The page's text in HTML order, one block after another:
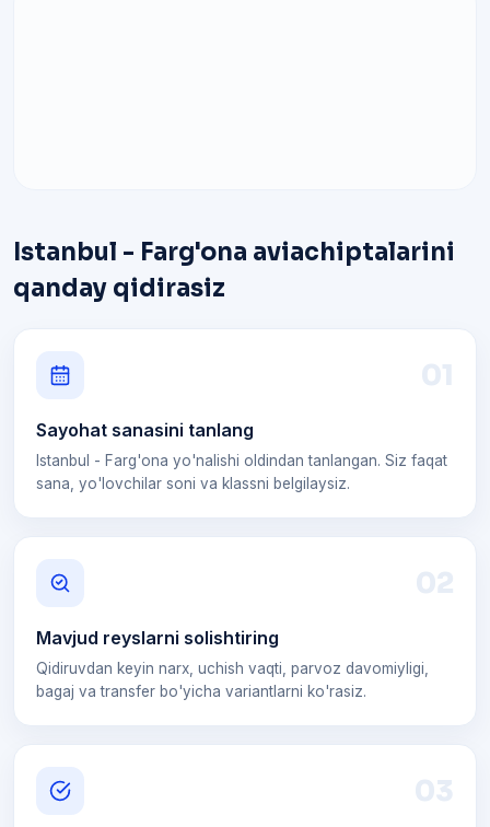
Istanbul - Farg'ona aviachiptalarini
qanday qidirasiz
01
Sayohat sanasini tanlang
Istanbul - Farg'ona yo'nalishi oldindan tanlangan. Siz faqat
sana, yo'lovchilar soni va klassni belgilaysiz.
02
Mavjud reyslarni solishtiring
Qidiruvdan keyin narx, uchish vaqti, parvoz davomiyligi,
bagaj va transfer bo'yicha variantlarni ko'rasiz.
03